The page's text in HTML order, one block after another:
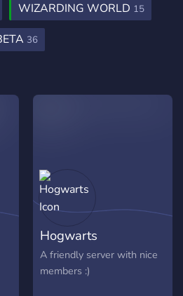
WIZARDING WORLD 15
36
Hogwarts
A friendly server with nice
members :)